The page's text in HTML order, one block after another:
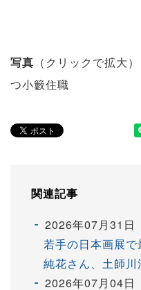
写真 （クリックで拡大
つ小籔住職
関連記事
2026年07月31日
若手の日本画展
純花さん、土師川
2026年07月04日